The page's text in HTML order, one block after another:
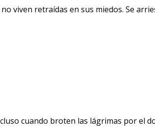
viven retraídas en sus miedos. Se
cuando broten las lágrimas por el